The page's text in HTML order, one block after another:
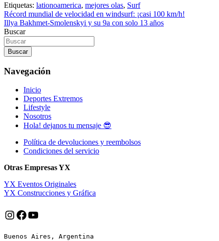
Etiquetas: lationoamerica, mejores olas, Surf
Navegación
de
entradas
Récord mundial de velocidad en windsurf: ¡casi 100 km/h!
Illya Bakhmet-Smolenskyi y su 9a con solo 13 años
Buscar
Buscar
Navegación
Inicio
Deportes Extremos
Lifestyle
Nosotros
Hola! dejanos tu mensaje 😎
Política de devoluciones y reembolsos
Condiciones del servicio
Otras Empresas YX
YX Eventos Originales
YX Construcciones y Gráfica
Instagram
Facebook
YouTube
Buenos Aires, Argentina